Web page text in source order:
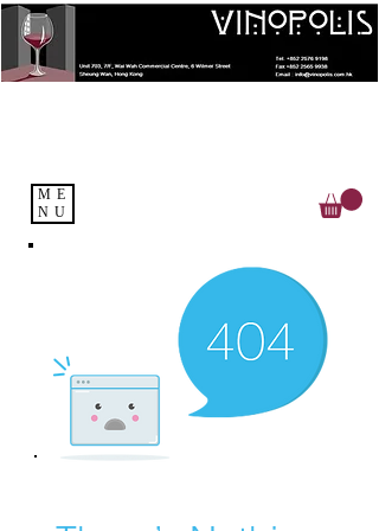
ME
NU